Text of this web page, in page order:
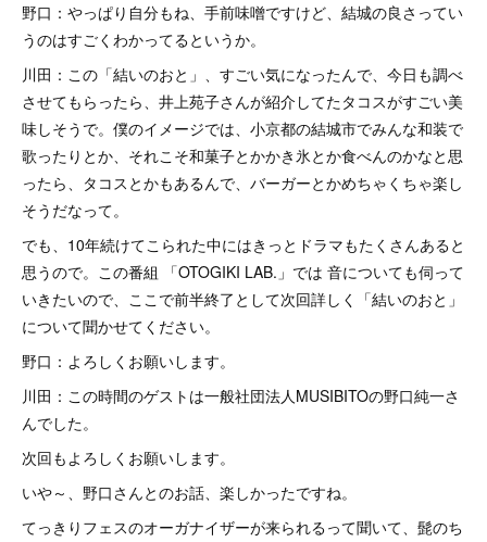
野口：やっぱり自分もね、手前味噌ですけど、結城の良さってい
うのはすごくわかってるというか。
川田：この「結いのおと」、すごい気になったんで、今日も調べ
させてもらったら、井上苑子さんが紹介してたタコスがすごい美
味しそうで。僕のイメージでは、小京都の結城市でみんな和装で
歌ったりとか、それこそ和菓子とかかき氷とか食べんのかなと思
ったら、タコスとかもあるんで、バーガーとかめちゃくちゃ楽し
そうだなって。
でも、10年続けてこられた中にはきっとドラマもたくさんあると
思うので。この番組 「OTOGIKI LAB.」では 音についても伺って
いきたいので、ここで前半終了として次回詳しく「結いのおと」
について聞かせてください。
野口：よろしくお願いします。
川田：この時間のゲストは一般社団法人MUSIBITOの野口純一さ
んでした。
次回もよろしくお願いします。
いや～、野口さんとのお話、楽しかったですね。
てっきりフェスのオーガナイザーが来られるって聞いて、髭のち